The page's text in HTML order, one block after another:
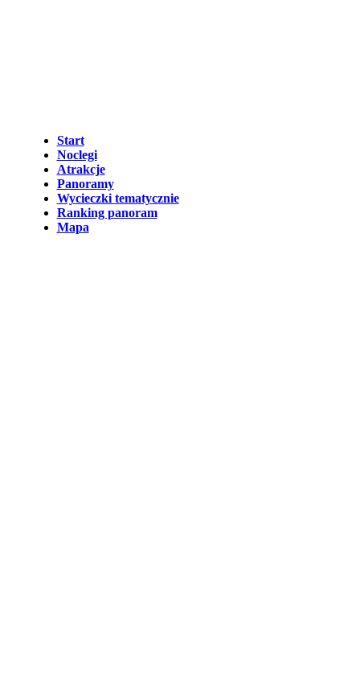
Start
Noclegi
Atrakcje
Panoramy
Wycieczki tematycznie
Ranking panoram
Mapa